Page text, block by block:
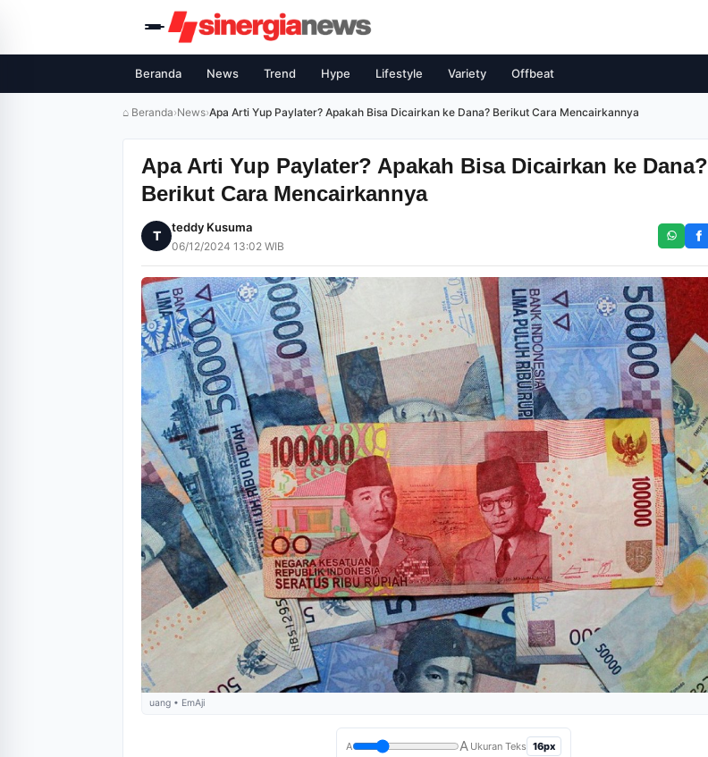
Beranda News Trend Hype Lifestyle Variety Offbeat
⌂ Beranda›News›Apa Arti Yup Paylater? Apakah Bisa Dicairkan ke Dana? Berikut Cara Mencairkannya
Apa Arti Yup Paylater? Apakah Bisa Dicairkan ke Dana?
Berikut Cara Mencairkannya
T
teddy Kusuma
06/12/2024 13:02 WIB
uang • EmAji
A A Ukuran Teks 16px